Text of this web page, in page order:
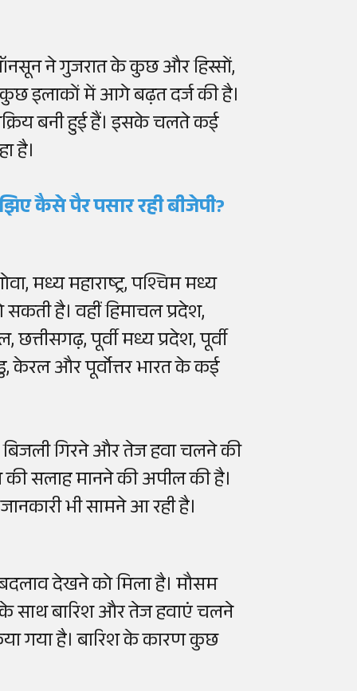
ने गुजरात के कुछ और हिस्सों,
इलाकों में आगे बढ़त दर्ज की है।
बनी हुई हैं। इसके चलते कई
है।
कैसे पैर पसार रही बीजेपी?
मध्य महाराष्ट्र, पश्चिम मध्य
है। वहीं हिमाचल प्रदेश,
छत्तीसगढ़, पूर्वी मध्य प्रदेश, पूर्वी
केरल और पूर्वोत्तर भारत के कई
गिरने और तेज हवा चलने की
की सलाह मानने की अपील की है।
भी सामने आ रही है।
देखने को मिला है। मौसम
साथ बारिश और तेज हवाएं चलने
गया है। बारिश के कारण कुछ